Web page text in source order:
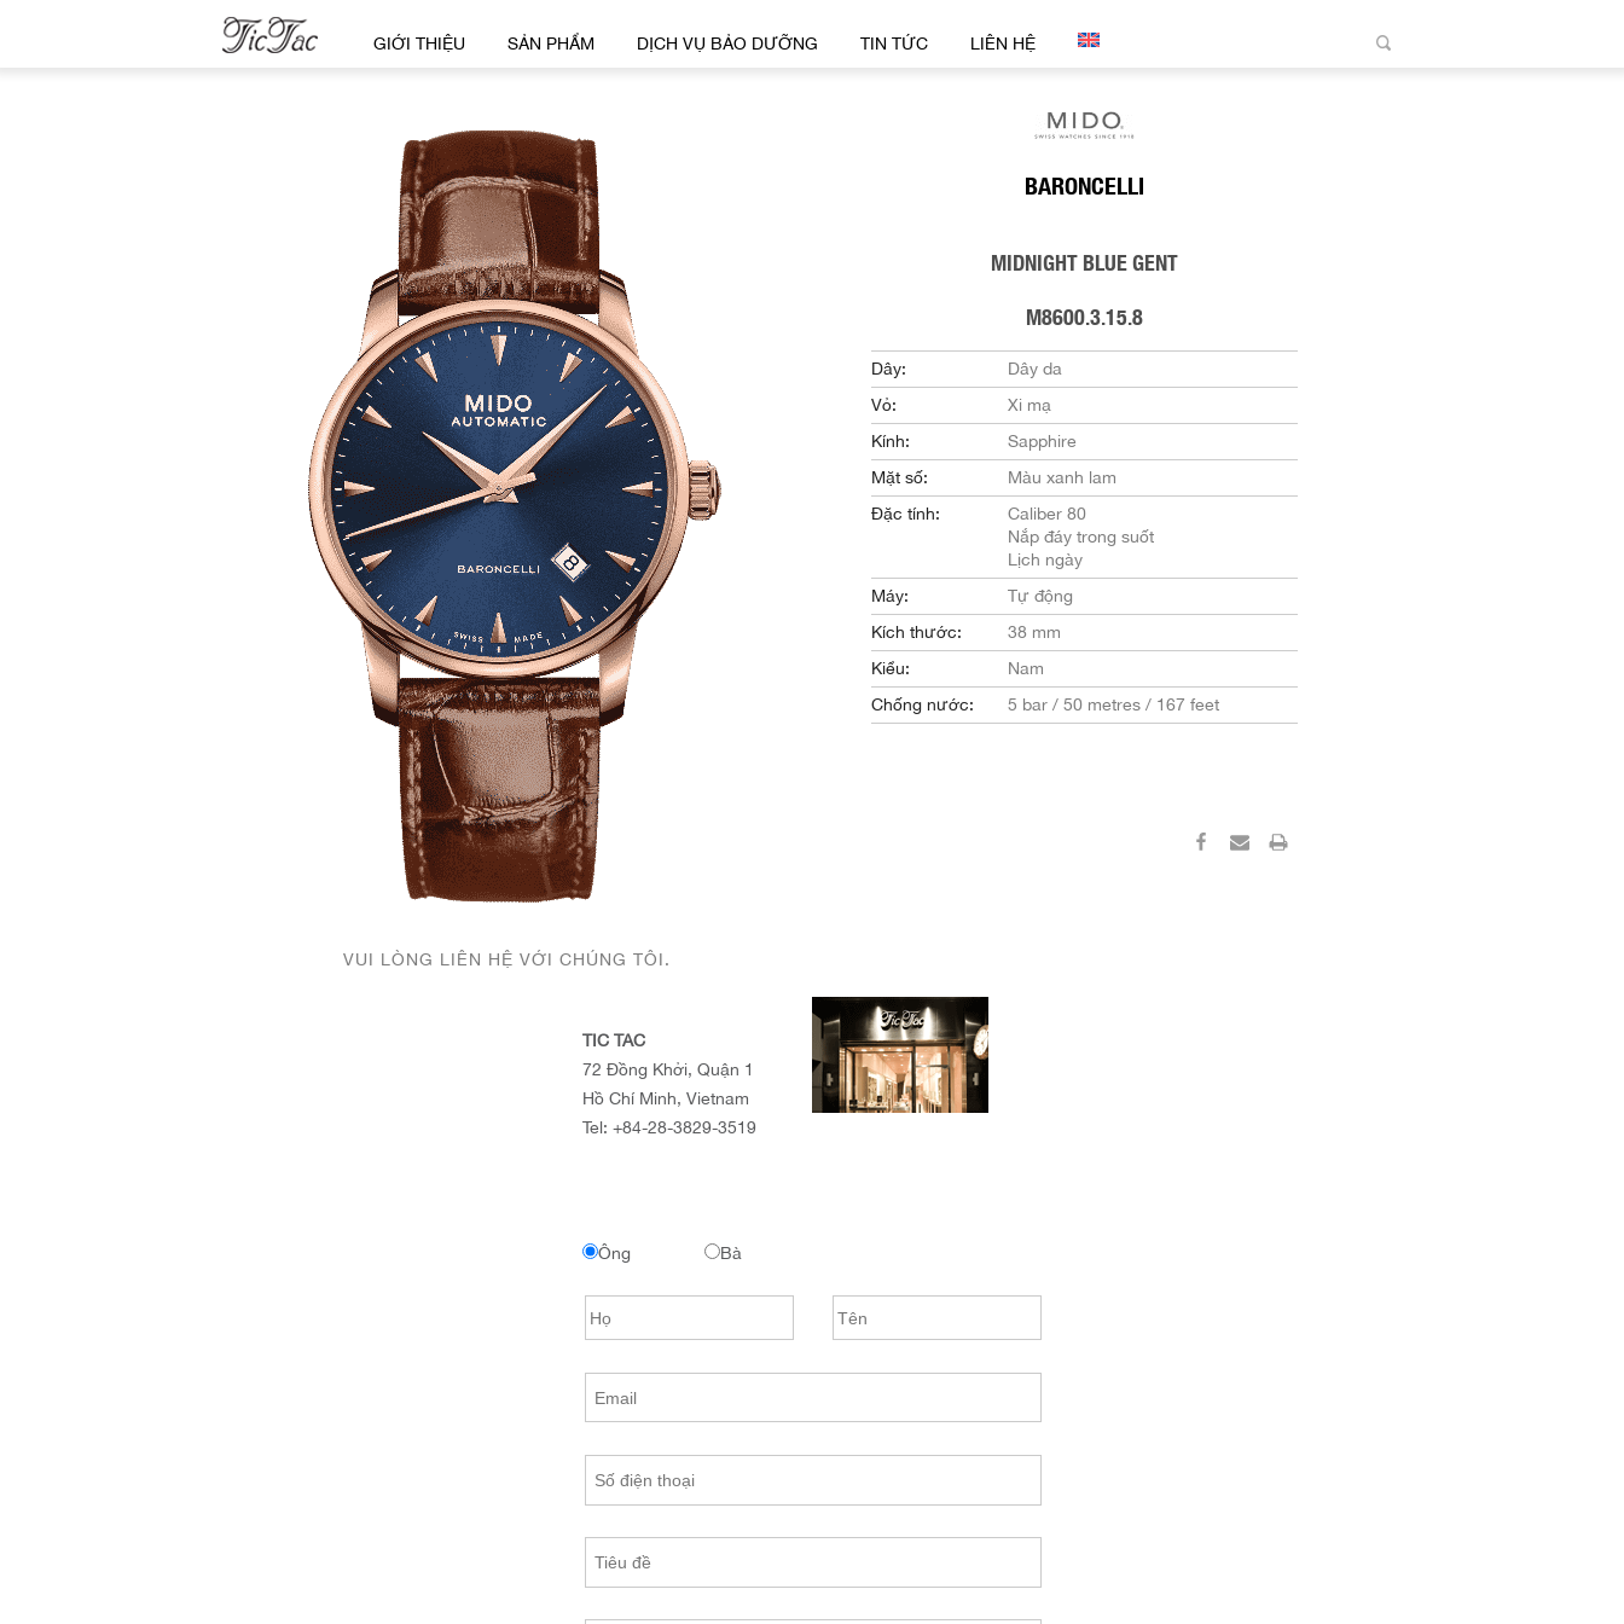
GIỚI THIỆU SẢN PHẨM DỊCH VỤ BẢO DƯỠNG TIN TỨC LIÊN HỆ
VUI LÒNG LIÊN HỆ VỚI CHÚNG TÔI.
BARONCELLI
MIDNIGHT BLUE GENT
M8600.3.15.8
Dây:
Dây da
Vỏ:
Xi mạ
Kính:
Sapphire
Mặt số:
Màu xanh lam
Đặc tính:
Caliber 80
Nắp đáy trong suốt
Lịch ngày
Máy:
Tự động
Kích thước:
38 mm
Kiểu:
Nam
Chống nước:
5 bar / 50 metres / 167 feet
TIC TAC
72 Đồng Khởi, Quận 1
Hồ Chí Minh, Vietnam
Tel: +84-28-3829-3519
Ông Bà